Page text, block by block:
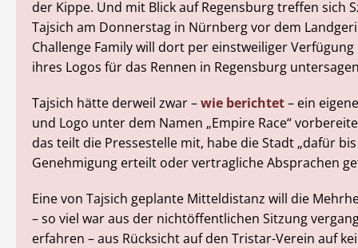
der Kippe. Und mit Blick auf Regensburg treffen sich
Tajsich am Donnerstag in Nürnberg vor dem
Challenge Family will dort per einstweiliger
ihres Logos für das Rennen in Regensburg
Tajsich hätte derweil zwar –wie berichtet– ein
und Logo unter dem Namen „Empire Race“
das teilt die Pressestelle mit, habe die Stadt „dafür
Genehmigung erteilt oder vertragliche Absprachen
Eine von Tajsich geplante Mitteldistanz will die
– so viel war aus der nichtöffentlichen Sitzung
erfahren – aus Rücksicht auf den Tristar-Verein auf